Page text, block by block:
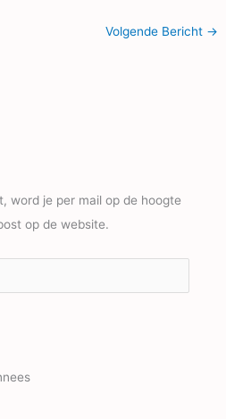
Volgende Bericht →
word je per mail op de hoogte
op de website.